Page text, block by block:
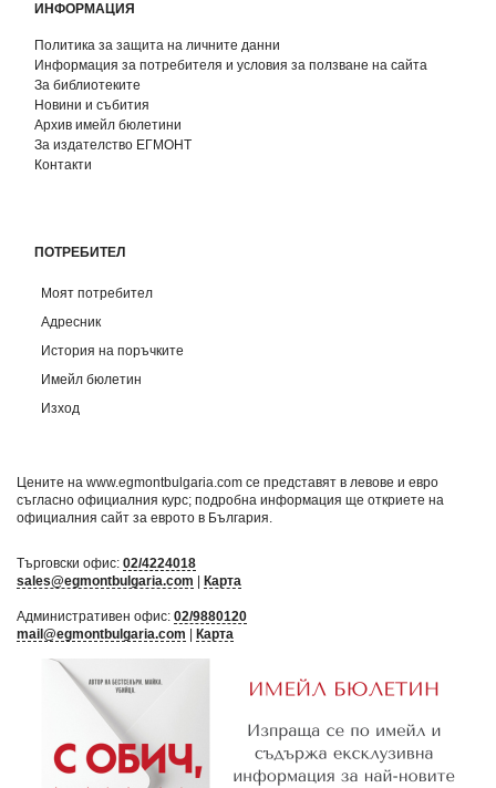
ИНФОРМАЦИЯ
Политика за защита на личните данни
Информация за потребителя и условия за ползване на сайта
За библиотеките
Новини и събития
Архив имейл бюлетини
За издателство ЕГМОНТ
Контакти
ПОТРЕБИТЕЛ
Моят потребител
Адресник
История на поръчките
Имейл бюлетин
Изход
Цените на www.egmontbulgaria.com се представят в левове и евро
съгласно официалния курс; подробна информация ще откриете на
официалния сайт за еврото в България
Търговски офис: 02/4224018
sales@egmontbulgaria.com
Карта
Административен офис: 02/9880120
mail@egmontbulgaria.com
Карта